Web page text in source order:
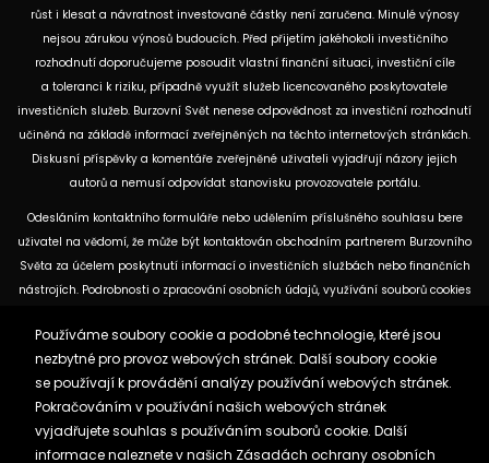
růst i klesat a návratnost investované částky není zaručena. Minulé výnosy
nejsou zárukou výnosů budoucích. Před přijetím jakéhokoli investičního
rozhodnutí doporučujeme posoudit vlastní finanční situaci, investiční cíle
a toleranci k riziku, případně využít služeb licencovaného poskytovatele
investičních služeb. Burzovní Svět nenese odpovědnost za investiční rozhodnutí
učiněná na základě informací zveřejněných na těchto internetových stránkách.
Diskusní příspěvky a komentáře zveřejněné uživateli vyjadřují názory jejich
autorů a nemusí odpovídat stanovisku provozovatele portálu.
Odesláním kontaktního formuláře nebo udělením příslušného souhlasu bere
uživatel na vědomí, že může být kontaktován obchodním partnerem Burzovního
Světa za účelem poskytnutí informací o investičních službách nebo finančních
nástrojích. Podrobnosti o zpracování osobních údajů, využívání souborů cookies
dostupných na těchto internetových stránkách. U jednotlivých článků mohou
být uvedeny informace o použitých zdrojích, datu původní analýzy nebo datu,
ke kterému se vztahují uvedené tržní údaje.
Zásady ochrany osobních údajů a cookies
Používáme soubory cookie a podobné technologie, které jsou
nezbytné pro provoz webových stránek. Další soubory cookie
se používají k provádění analýzy používání webových stránek.
Pokračováním v používání našich webových stránek
vyjadřujete souhlas s používáním souborů cookie. Další
informace naleznete v našich Zásadách ochrany osobních